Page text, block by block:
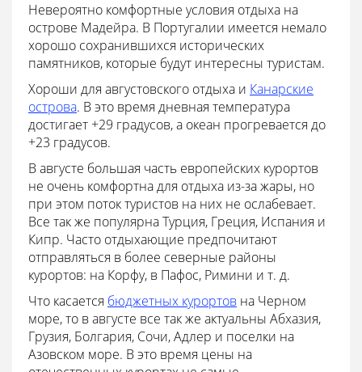
Невероятно комфортные условия отдыха на
острове Мадейра. В Португалии имеется немало
хорошо сохранившихся исторических
памятников, которые будут интересны туристам.
Хороши для августовского отдыха и Канарские
острова. В это время дневная температура
достигает +29 градусов, а океан прогревается до
+23 градусов.
В августе большая часть европейских курортов
не очень комфортна для отдыха из-за жары, но
при этом поток туристов на них не ослабевает.
Все так же популярна Турция, Греция, Испания и
Кипр. Часто отдыхающие предпочитают
отправляться в более северные районы
курортов: на Корфу, в Пафос, Римини и т. д.
Что касается бюджетных курортов на Черном
море, то в августе все так же актуальны Абхазия,
Грузия, Болгария, Сочи, Адлер и поселки на
Азовском море. В это время цены на